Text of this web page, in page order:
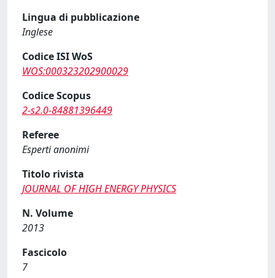
Lingua di pubblicazione
Inglese
Codice ISI WoS
WOS:000323202900029
Codice Scopus
2-s2.0-84881396449
Referee
Esperti anonimi
Titolo rivista
JOURNAL OF HIGH ENERGY PHYSICS
N. Volume
2013
Fascicolo
7